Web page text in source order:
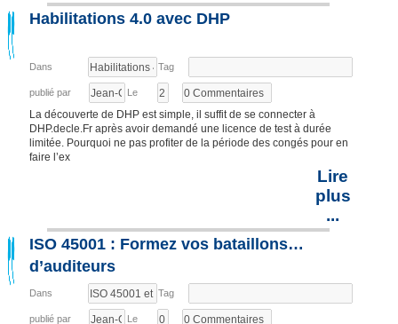
Habilitations 4.0 avec DHP
Dans Tag
publié par Le
La découverte de DHP est simple, il suffit de se connecter à
DHP.decle.Fr après avoir demandé une licence de test à durée
limitée. Pourquoi ne pas profiter de la période des congés pour en
faire l’ex
Lire
plus
...
ISO 45001 : Formez vos bataillons…
d’auditeurs
Dans Tag
publié par Le